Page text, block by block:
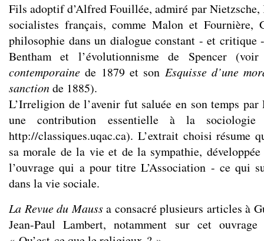
Fils adoptif d’Alfred Fouillée, admiré par
socialistes français, comme Malon et Fournière,
philosophie dans un dialogue constant - et critique
Bentham et l’évolutionnisme de Spencer
contemporaine de 1879 et son Esquisse d’une
sanctionde 1885).
L’Irreligion de l’avenir fut saluée en son temps
une contribution essentielle à la
http://classiques.uqac.ca). L’extrait choisi résume
sa morale de la vie et de la sympathie,
l’ouvrage qui a pour titre L’Association - ce qui
dans la vie sociale.
La Revue du Maussa consacré plusieurs articles à
Jean-Paul Lambert, notamment sur cet